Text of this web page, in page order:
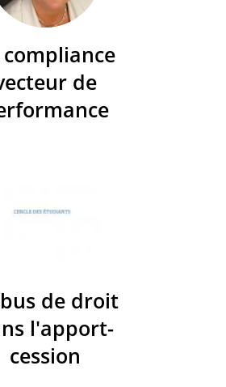
compliance
de
de droit
l'apport-
cession